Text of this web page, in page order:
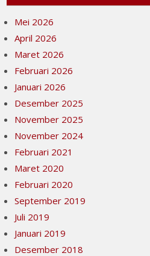
Mei 2026
April 2026
Maret 2026
Februari 2026
Januari 2026
Desember 2025
November 2025
November 2024
Februari 2021
Maret 2020
Februari 2020
September 2019
Juli 2019
Januari 2019
Desember 2018